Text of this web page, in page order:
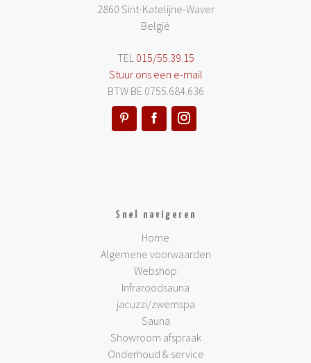
2860 Sint-Katelijne-Waver
België
TEL 015/55.39.15
Stuur ons een e-mail
BTW BE 0755.684.636
Snel navigeren
Home
Algemene voorwaarden
Webshop
Infraroodsauna
jacuzzi/zwemspa
Sauna
Showroom afspraak
Onderhoud & service